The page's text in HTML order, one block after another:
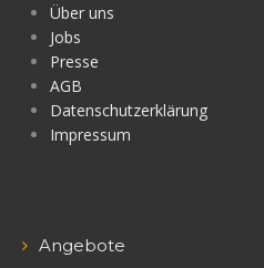
Über uns
Jobs
Presse
AGB
Datenschutzerklärung
Impressum
Angebote